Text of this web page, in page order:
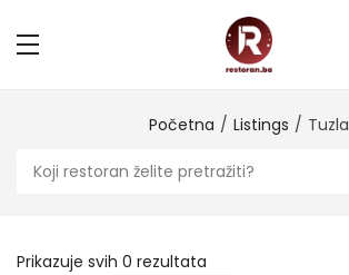
Početna Listings Tuzla
Prikazuje svih 0 rezultata